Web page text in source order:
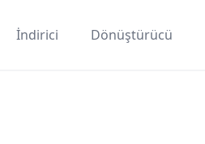
İndirici Dönüştürücü